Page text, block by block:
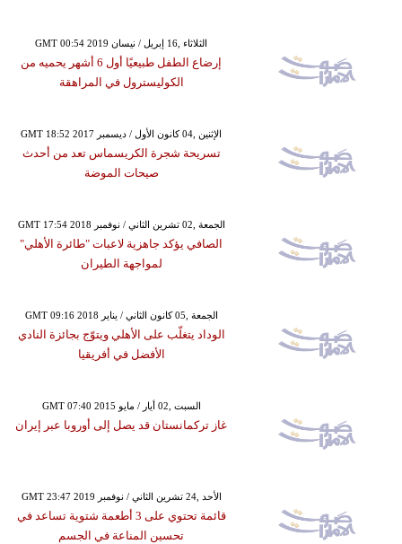
GMT 00:54 2019 الثلاثاء ,16 إبريل / نيسان
إرضاع الطفل طبيعيًا أول 6 أشهر يحميه من
الكوليسترول في المراهقة
GMT 18:52 2017 الإثنين ,04 كانون الأول / ديسمبر
تسريحة شجرة الكريسماس تعد من أحدث
صيحات الموضة
GMT 17:54 2018 الجمعة ,02 تشرين الثاني / نوفمبر
الصافي يؤكد جاهزية لاعبات "طائرة الأهلي"
لمواجهة الطيران
GMT 09:16 2018 الجمعة ,05 كانون الثاني / يناير
الوداد يتغلّب على الأهلي ويتوّج بجائزة النادي
الأفضل في أفريقيا
GMT 07:40 2015 السبت ,02 أيار / مايو
غاز تركمانستان قد يصل إلى أوروبا عبر إيران
GMT 23:47 2019 الأحد ,24 تشرين الثاني / نوفمبر
قائمة تحتوي على 3 أطعمة شتوية تساعد في
تحسين المناعة في الجسم